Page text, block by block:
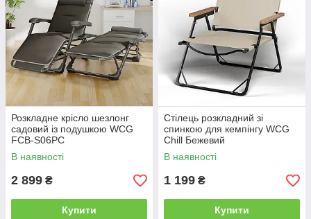
Розкладне крісло шезлонг
садовий із подушкою WCG
FCB-S06PС
В наявності
2 899 ₴
Купити
Стілець розкладний зі
спинкою для кемпінгу WCG
Chill Бежевий
В наявності
1 199 ₴
Купити